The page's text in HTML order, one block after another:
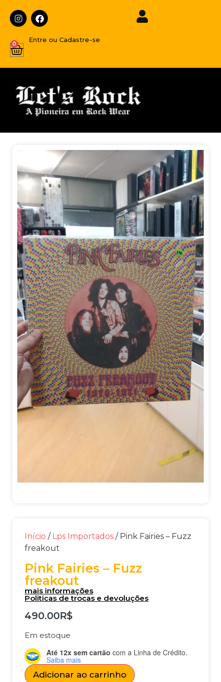
Entre ou Cadastre-se
0
Início / Lps Importados / Pink Fairies – Fuzz
freakout
Pink Fairies – Fuzz
freakout
mais informações
Politicas de trocas e devoluções
490.00R$
Em estoque
Até 12x sem cartão com a Linha de Crédito.
Saiba mais
Adicionar ao carrinho